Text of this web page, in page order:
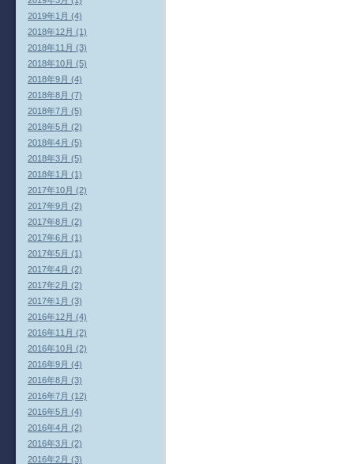
2019年1月 (4)
2018年12月 (1)
2018年11月 (3)
2018年10月 (5)
2018年9月 (4)
2018年8月 (7)
2018年7月 (5)
2018年5月 (2)
2018年4月 (5)
2018年3月 (5)
2018年1月 (1)
2017年10月 (2)
2017年9月 (2)
2017年8月 (2)
2017年6月 (1)
2017年5月 (1)
2017年4月 (2)
2017年2月 (2)
2017年1月 (3)
2016年12月 (4)
2016年11月 (2)
2016年10月 (2)
2016年9月 (4)
2016年8月 (3)
2016年7月 (12)
2016年5月 (4)
2016年4月 (2)
2016年3月 (2)
2016年2月 (3)